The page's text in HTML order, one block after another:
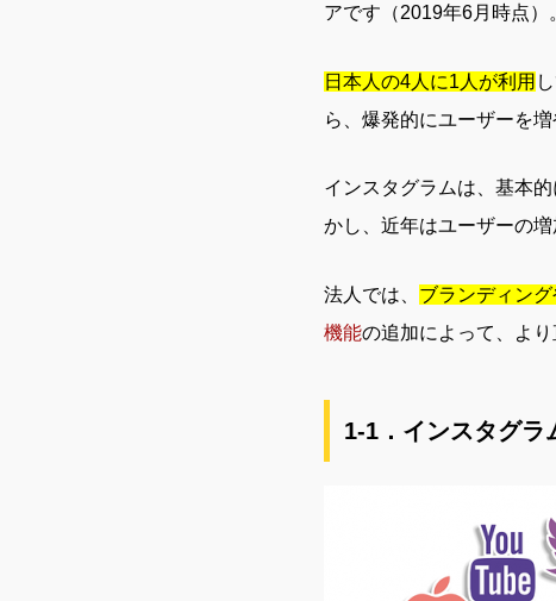
アです（2019年6月時点）
日本人の4人に1人が利用
ら、爆発的にユーザーを
インスタグラムは、基本
かし、近年はユーザーの
法人では、 ブランディン
機能の追加によって、よ
1-1．インスタグラ